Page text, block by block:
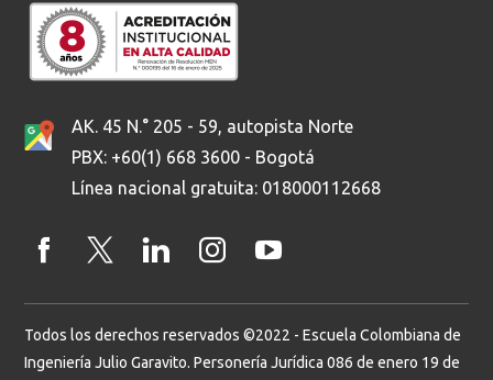
AK. 45 N.° 205 - 59, autopista Norte
PBX: +60(1) 668 3600 - Bogotá
Línea nacional gratuita: 018000112668
Todos los derechos reservados ©2022 - Escuela Colombiana de
Ingeniería Julio Garavito. Personería Jurídica 086 de enero 19 de